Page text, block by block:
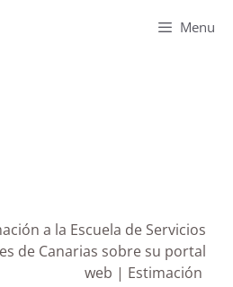
Menu
a la Escuela de Servicios
de Canarias sobre su portal
web | Estimación